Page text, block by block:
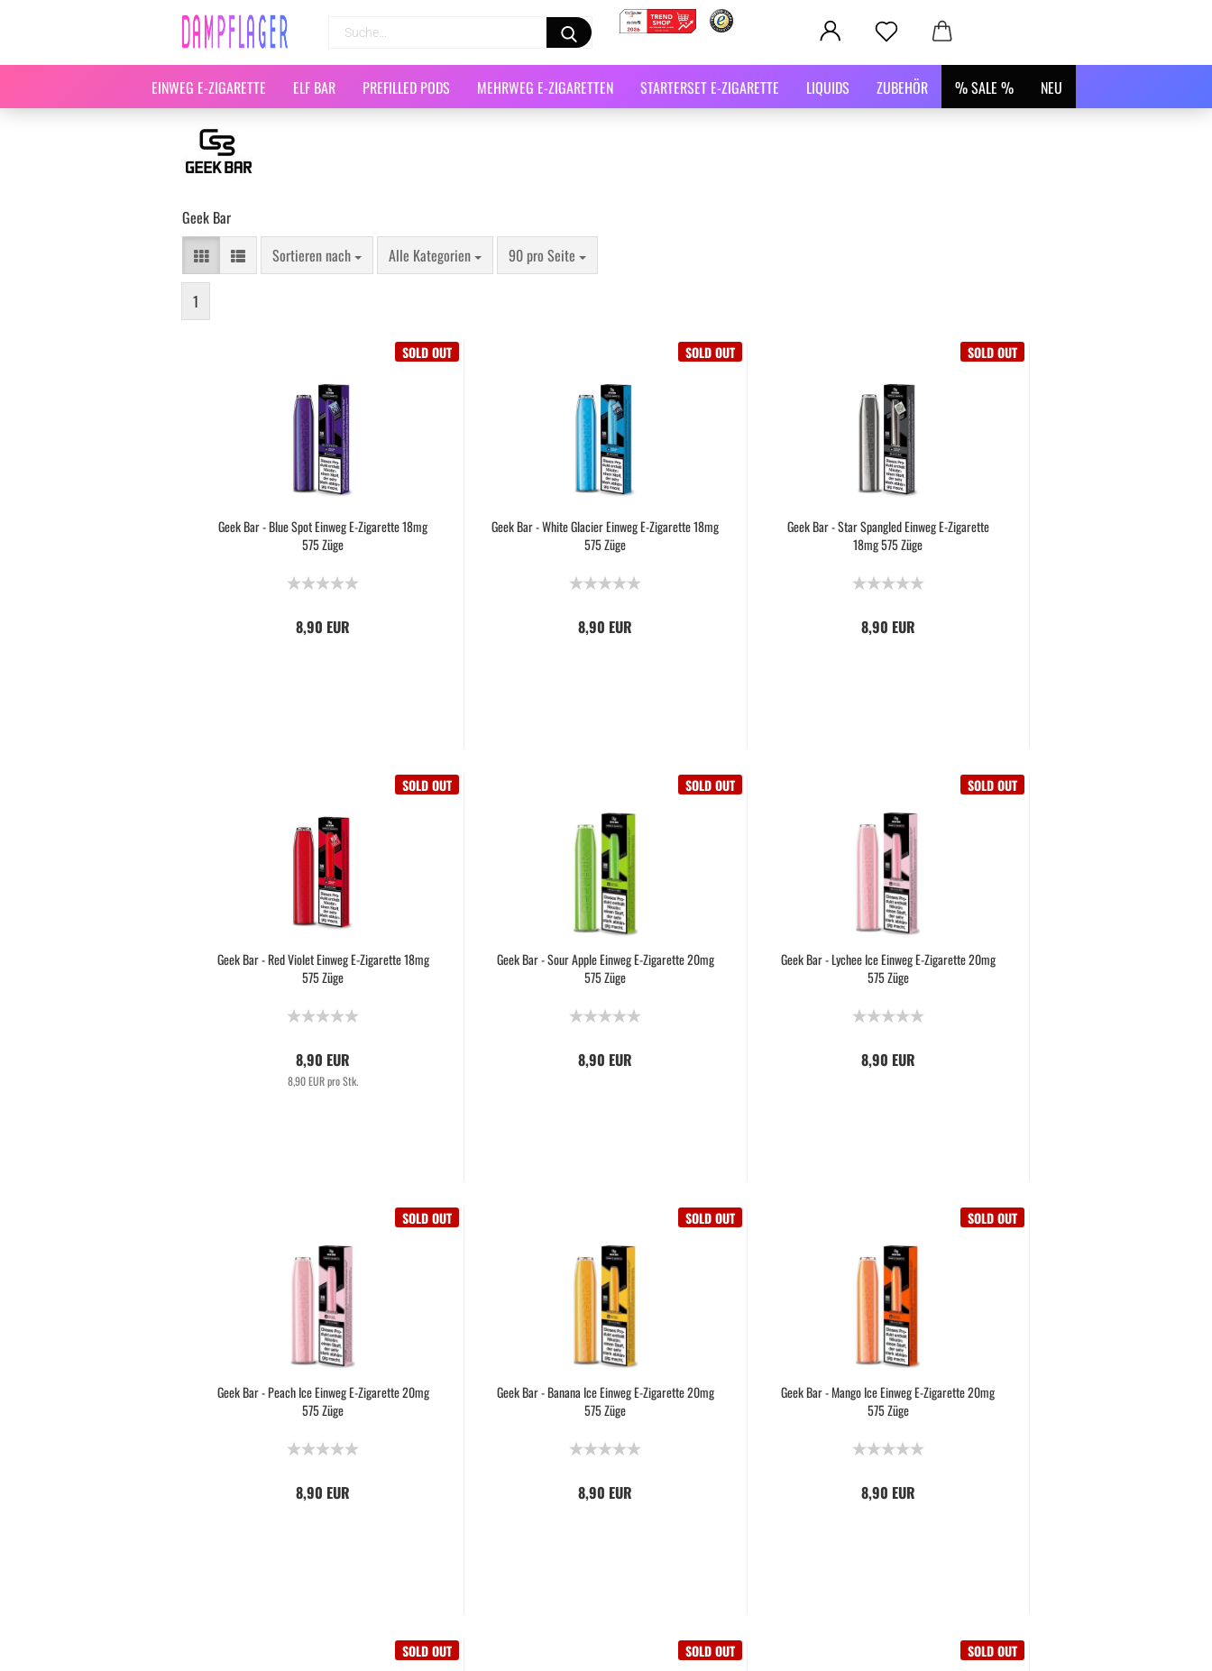
EINWEG E-ZIGARETTE ELF BAR PREFILLED PODS MEHRWEG E-ZIGARETTEN STARTERSET E-ZIGARETTE LIQUIDS ZUBEHÖR % SALE % NEU
Geek Bar
Sortieren nach
Alle Kategorien 90 pro Seite
1
SOLD OUT
Geek Bar - Blue Spot Einweg E-Zigarette 18mg
575 Züge
8,90 EUR
SOLD OUT
Geek Bar - White Glacier Einweg E-Zigarette 18mg
575 Züge
8,90 EUR
SOLD OUT
Geek Bar - Star Spangled Einweg E-Zigarette
18mg 575 Züge
8,90 EUR
SOLD OUT
Geek Bar - Red Violet Einweg E-Zigarette 18mg
575 Züge
8,90 EUR
8,90 EUR pro Stk.
SOLD OUT
Geek Bar - Sour Apple Einweg E-Zigarette 20mg
575 Züge
8,90 EUR
SOLD OUT
Geek Bar - Lychee Ice Einweg E-Zigarette 20mg
575 Züge
8,90 EUR
SOLD OUT
Geek Bar - Peach Ice Einweg E-Zigarette 20mg
575 Züge
8,90 EUR
SOLD OUT
Geek Bar - Banana Ice Einweg E-Zigarette 20mg
575 Züge
8,90 EUR
SOLD OUT
Geek Bar - Mango Ice Einweg E-Zigarette 20mg
575 Züge
8,90 EUR
SOLD OUT SOLD OUT SOLD OUT